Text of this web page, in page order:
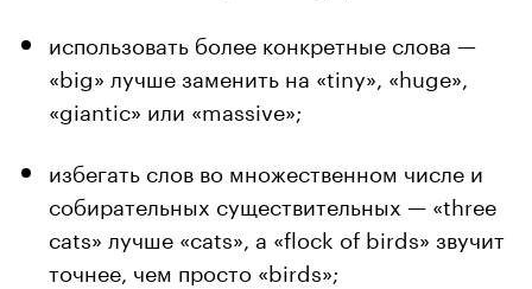
использовать более конкретные слова —
«big» лучше заменить на «tiny», «huge»,
«giantic» или «massive»;
избегать слов во множественном числе и
собирательных существительных — «three
cats» лучше «cats», а «flock of birds» звучит
точнее, чем просто «birds»;